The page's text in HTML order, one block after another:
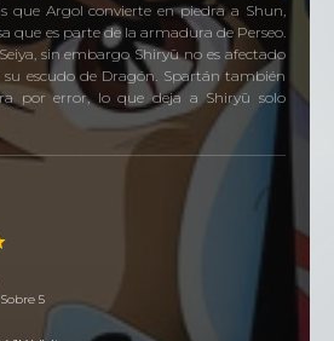
que Argol convierte en piedra a Shun,
que es parte de la armadura de Perseo.
sin embargo Shiryū no es afectado
escudo de Dragón. Spartán también
por error, lo que deja a Shiryū solo
Sobre 5